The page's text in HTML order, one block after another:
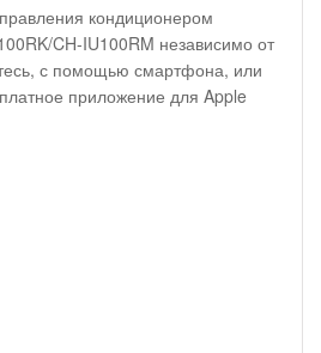
кондиционером
CH-IU100RM независимо от
с помощью смартфона, или
приложение для Apple